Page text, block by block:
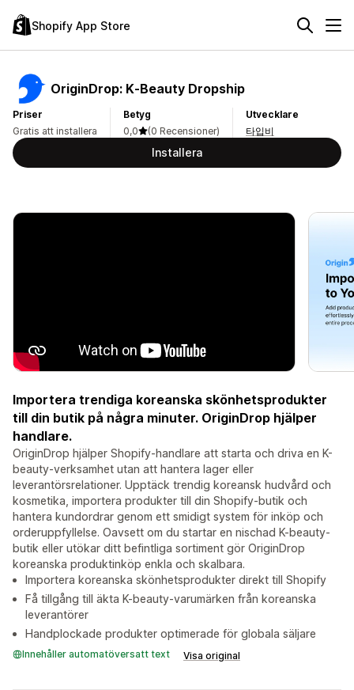
Shopify App Store
OriginDrop: K‑Beauty Dropship
Priser
Gratis att installera
Betyg
0,0
(0 Recensioner)
Utvecklare
타입비
Installera
Importera trendiga koreanska skönhetsprodukter
till din butik på några minuter. OriginDrop hjälper
handlare.
OriginDrop hjälper Shopify-handlare att starta och driva en K-
beauty-verksamhet utan att hantera lager eller
leverantörsrelationer. Upptäck trendig koreansk hudvård och
kosmetika, importera produkter till din Shopify-butik och
hantera kundordrar genom ett smidigt system för inköp och
orderuppfyllelse. Oavsett om du startar en nischad K-beauty-
butik eller utökar ditt befintliga sortiment gör OriginDrop
koreanska produktinköp enkla och skalbara.
Importera koreanska skönhetsprodukter direkt till Shopify
Få tillgång till äkta K-beauty-varumärken från koreanska
leverantörer
Handplockade produkter optimerade för globala säljare
Innehåller automatöversatt text Visa original